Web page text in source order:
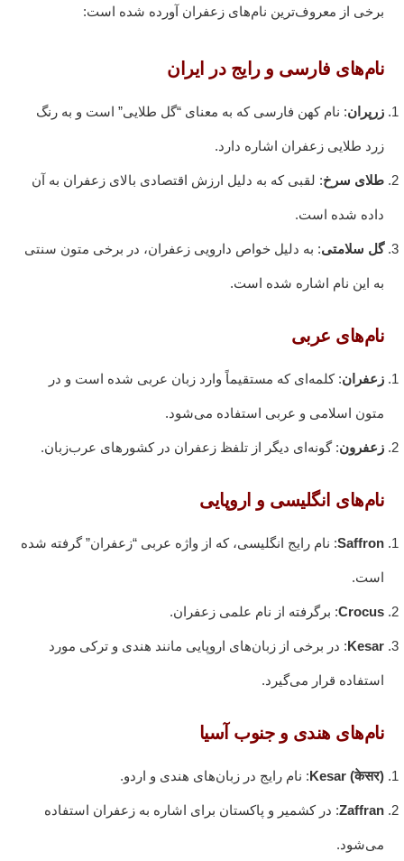
برخی از معروف‌ترین نام‌های زعفران آورده شده است:
نام‌های فارسی و رایج در ایران
زرپران: نام کهن فارسی که به معنای “گل طلایی” است و به رنگ
زرد طلایی زعفران اشاره دارد.
طلای سرخ: لقبی که به دلیل ارزش اقتصادی بالای زعفران به آن
داده شده است.
گل سلامتی: به دلیل خواص دارویی زعفران، در برخی متون سنتی
به این نام اشاره شده است.
نام‌های عربی
زعفران: کلمه‌ای که مستقیماً وارد زبان عربی شده است و در
متون اسلامی و عربی استفاده می‌شود.
زعفرون: گونه‌ای دیگر از تلفظ زعفران در کشورهای عرب‌زبان.
نام‌های انگلیسی و اروپایی
Saffron: نام رایج انگلیسی، که از واژه عربی “زعفران” گرفته شده
است.
Crocus: برگرفته از نام علمی زعفران.
Kesar: در برخی از زبان‌های اروپایی مانند هندی و ترکی مورد
استفاده قرار می‌گیرد.
نام‌های هندی و جنوب آسیا
Kesar (केसर): نام رایج در زبان‌های هندی و اردو.
Zaffran: در کشمیر و پاکستان برای اشاره به زعفران استفاده
می‌شود.